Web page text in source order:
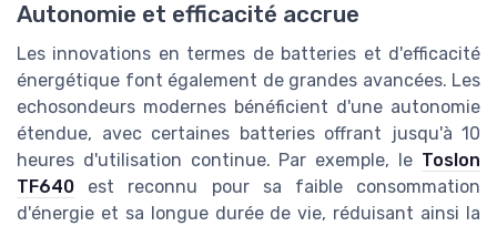
Autonomie et efficacité accrue
Les innovations en termes de batteries et d'efficacité
énergétique font également de grandes avancées. Les
echosondeurs modernes bénéficient d'une autonomie
étendue, avec certaines batteries offrant jusqu'à 10
heures d'utilisation continue. Par exemple, le Toslon
TF640 est reconnu pour sa faible consommation
d'énergie et sa longue durée de vie, réduisant ainsi la